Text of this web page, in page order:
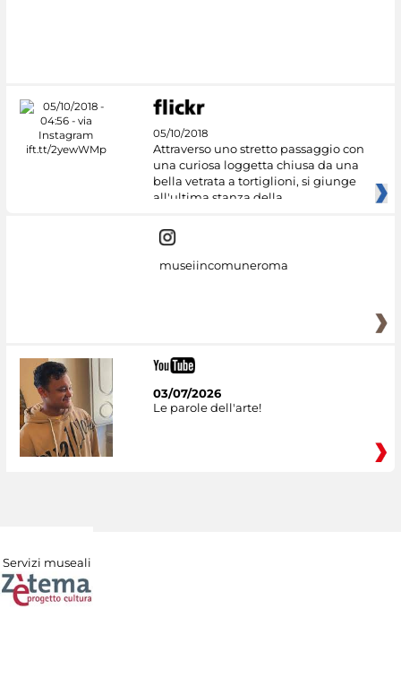
05/10/2018
Attraverso uno stretto passaggio con
una curiosa loggetta chiusa da una
bella vetrata a tortiglioni, si giunge
all'ultima stanza della
museiincomuneroma
03/07/2026
Le parole dell'arte!
Servizi museali